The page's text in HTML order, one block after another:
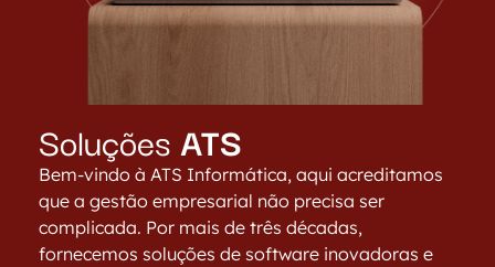
SoluçõesATS
Bem-vindo à ATS Informática, aqui acreditamos
que a gestão empresarial não precisa ser
complicada. Por mais de três décadas,
fornecemos soluções de software inovadoras e